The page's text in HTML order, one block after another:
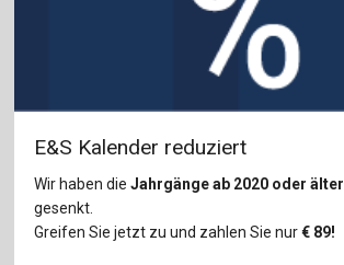
E&S Kalender reduziert
Wir haben die Jahrgänge ab 2020 oder älter
gesenkt.
Greifen Sie jetzt zu und zahlen Sie nur€ 89!